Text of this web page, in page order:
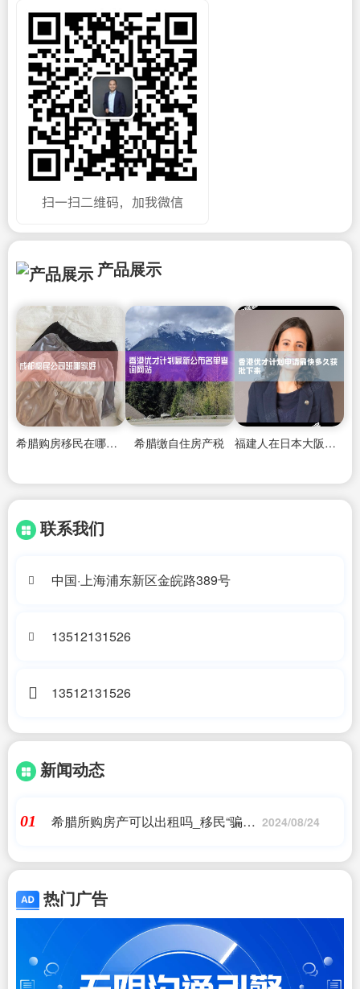
产品展示
希腊购房移民在哪办手续 希腊缴自住房产税 福建人在日本大阪买房条件
联系我们
中国·上海浦东新区金皖路389号
13512131526
13512131526
新闻动态
01
希腊所购房产可以出租吗_移民“骗
- _希腊移民
2024/08/24
热门广告